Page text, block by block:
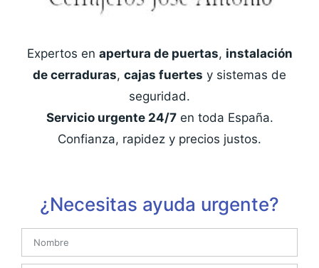
Expertos en apertura de puertas, instalación
de cerraduras, cajas fuertes y sistemas de
seguridad.
Servicio urgente 24/7en toda España.
Confianza, rapidez y precios justos.
¿Necesitas ayuda urgente?